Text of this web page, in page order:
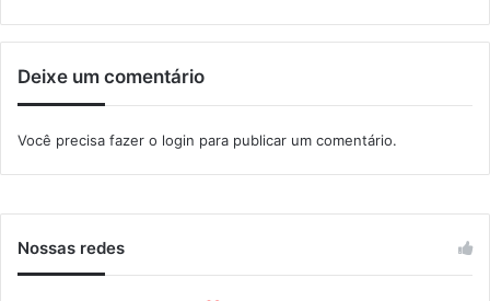
a
a
i
a
3
1
a
o
o
d
a
o
Deixe um comentário
Você precisa fazer o login para publicar um comentário.
Nossas redes